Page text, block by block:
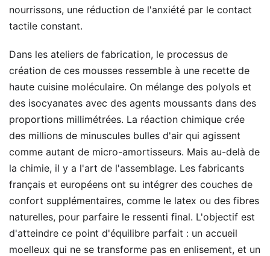
nourrissons, une réduction de l'anxiété par le contact
tactile constant.
Dans les ateliers de fabrication, le processus de
création de ces mousses ressemble à une recette de
haute cuisine moléculaire. On mélange des polyols et
des isocyanates avec des agents moussants dans des
proportions millimétrées. La réaction chimique crée
des millions de minuscules bulles d'air qui agissent
comme autant de micro-amortisseurs. Mais au-delà de
la chimie, il y a l'art de l'assemblage. Les fabricants
français et européens ont su intégrer des couches de
confort supplémentaires, comme le latex ou des fibres
naturelles, pour parfaire le ressenti final. L'objectif est
d'atteindre ce point d'équilibre parfait : un accueil
moelleux qui ne se transforme pas en enlisement, et un